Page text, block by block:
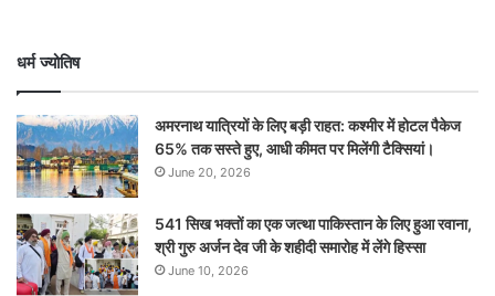
धर्म ज्योतिष
अमरनाथ यात्रियों के लिए बड़ी राहत: कश्मीर में होटल पैकेज
65% तक सस्ते हुए, आधी कीमत पर मिलेंगी टैक्सियां।
June 20, 2026
541 सिख भक्तों का एक जत्था पाकिस्तान के लिए हुआ रवाना,
श्री गुरु अर्जन देव जी के शहीदी समारोह में लेंगे हिस्सा
June 10, 2026